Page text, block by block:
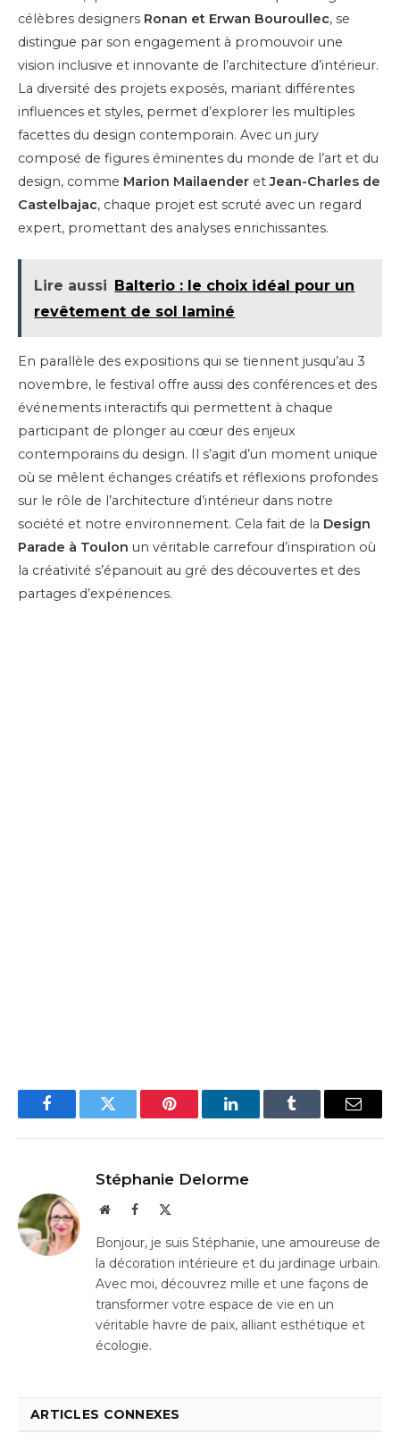
célèbres designers Ronan et Erwan Bouroullec, se
distingue par son engagement à promouvoir une
vision inclusive et innovante de l’architecture d’intérieur.
La diversité des projets exposés, mariant différentes
influences et styles, permet d’explorer les multiples
facettes du design contemporain. Avec un jury
composé de figures éminentes du monde de l’art et du
design, comme Marion Mailaender etJean-Charles de
Castelbajac, chaque projet est scruté avec un regard
expert, promettant des analyses enrichissantes.
Lire aussi Balterio : le choix idéal pour un
revêtement de sol laminé
En parallèle des expositions qui se tiennent jusqu’au 3
novembre, le festival offre aussi des conférences et des
événements interactifs qui permettent à chaque
participant de plonger au cœur des enjeux
contemporains du design. Il s’agit d’un moment unique
où se mêlent échanges créatifs et réflexions profondes
sur le rôle de l’architecture d’intérieur dans notre
société et notre environnement. Cela fait de la Design
Parade à Toulon un véritable carrefour d’inspiration où
la créativité s’épanouit au gré des découvertes et des
partages d’expériences.
FacebookTwitter Pinterest LinkedInTumblr Email
Stéphanie Delorme
WebsiteFacebook
Bonjour, je suis Stéphanie, une amoureuse de
la décoration intérieure et du jardinage urbain.
Avec moi, découvrez mille et une façons de
transformer votre espace de vie en un
véritable havre de paix, alliant esthétique et
écologie.
ARTICLES CONNEXES